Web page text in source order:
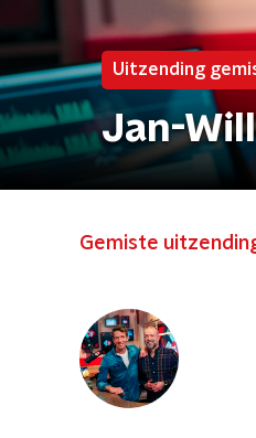
Uitzending
Jan-
Gemiste